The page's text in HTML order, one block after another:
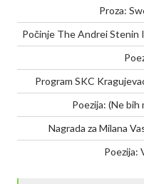
Proza:
Počinje The Andrei
Program SKC
Poezija: (Ne bih
Nagrada za Milana
Poezija: